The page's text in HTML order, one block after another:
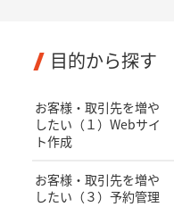
目的から探す
お客様・取引先を増や
したい（１）Webサイ
ト作成
お客様・取引先を増や
したい（３）予約管理